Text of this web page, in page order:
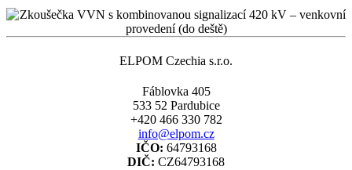
ELPOM Czechia s.r.o.
Fáblovka 405
533 52 Pardubice
+420 466 330 782
info@elpom.cz
IČO: 64793168
DIČ: CZ64793168